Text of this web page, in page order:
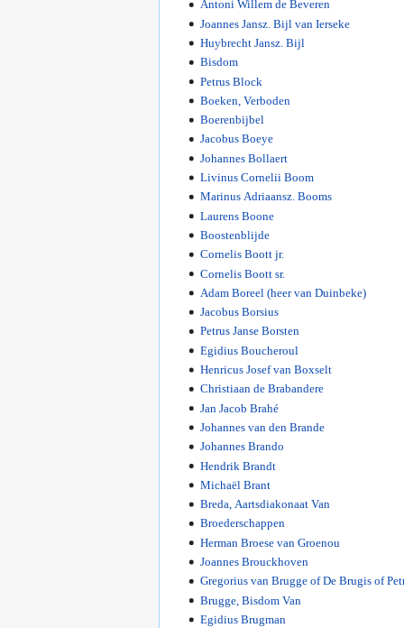
Antoni Willem de Beveren
Joannes Jansz. Bijl van Ierseke
Huybrecht Jansz. Bijl
Bisdom
Petrus Block
Boeken, Verboden
Boerenbijbel
Jacobus Boeye
Johannes Bollaert
Livinus Cornelii Boom
Marinus Adriaansz. Booms
Laurens Boone
Boostenblijde
Cornelis Boott jr.
Cornelis Boott sr.
Adam Boreel (heer van Duinbeke)
Jacobus Borsius
Petrus Janse Borsten
Egidius Boucheroul
Henricus Josef van Boxselt
Christiaan de Brabandere
Jan Jacob Brahé
Johannes van den Brande
Johannes Brando
Hendrik Brandt
Michaël Brant
Breda, Aartsdiakonaat Van
Broederschappen
Herman Broese van Groenou
Joannes Brouckhoven
Gregorius van Brugge of De Brugis of
Brugge, Bisdom Van
Egidius Brugman